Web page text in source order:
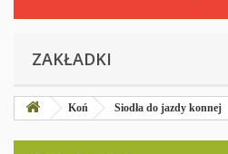
ZAKŁADKI
Koń Siodła do jazdy konnej